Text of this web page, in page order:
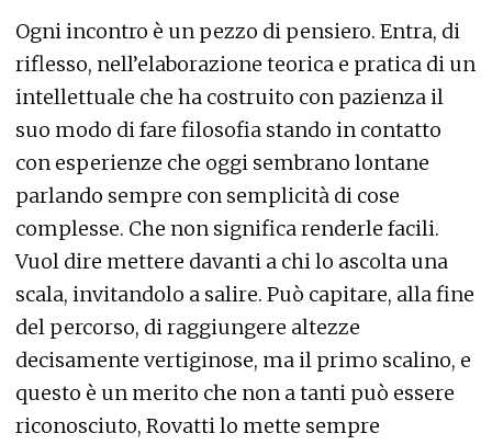
Ogni incontro è un pezzo di pensiero. Entra, di
riflesso, nell’elaborazione teorica e pratica di un
intellettuale che ha costruito con pazienza il
suo modo di fare filosofia stando in contatto
con esperienze che oggi sembrano lontane
parlando sempre con semplicità di cose
complesse. Che non significa renderle facili.
Vuol dire mettere davanti a chi lo ascolta una
scala, invitandolo a salire. Può capitare, alla fine
del percorso, di raggiungere altezze
decisamente vertiginose, ma il primo scalino, e
questo è un merito che non a tanti può essere
riconosciuto, Rovatti lo mette sempre